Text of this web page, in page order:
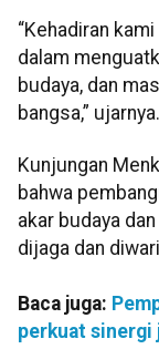
“Kehadiran
dalam
budaya, dan
bangsa,” ujarnya.
Kunjungan
bahwa
akar budaya
dijaga dan
Baca juga:
perkuat sinergi